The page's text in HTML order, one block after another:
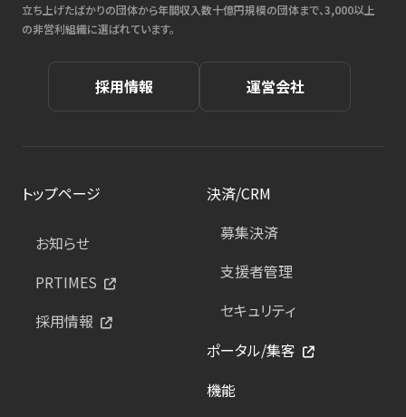
立ち上げたばかりの団体から年間収入数十億円規模の団体まで、3,000以上
の非営利組織に選ばれています。
採用情報 運営会社
トップページ
お知らせ
PRTIMES
採用情報
決済/CRM
募集決済
支援者管理
セキュリティ
ポータル/集客
機能